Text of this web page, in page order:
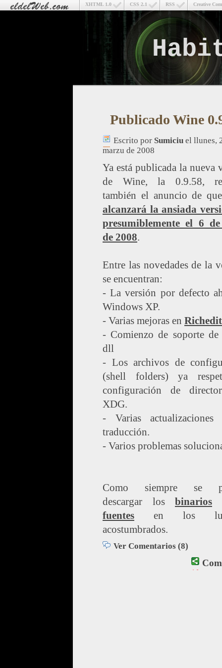
Creative
RSS
CSS 2.1
XHTML 1.0
Publicado Wine
Escrito por Sumiciu el llunes,
marzu de 2008
Ya está publicada la nueva
de Wine, la 0.9.58,
también el anuncio de
alcanzará la ansiada
presumiblemente el 6
de 2008.
Entre las novedades de la
se encuentran:
- La versión por defecto
Windows XP.
- Varias mejoras en Richedit
- Comienzo de soporte
dll
- Los archivos de
(shell folders) ya
configuración de
XDG.
- Varias
traducción.
- Varios problemas
Como siempre se
descargar los binarios
fuentes en los
acostumbrados.
Ver Comentarios (8)